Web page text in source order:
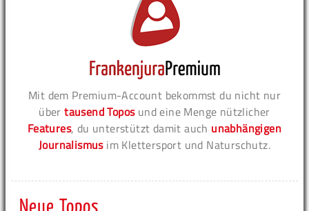
Mit dem Premium-Account bekommst du nicht nur
übertausend Toposund eine Menge nützlicher
Features, du unterstützt damit auch unabhängigen
Journalismusim Klettersport und Naturschutz.